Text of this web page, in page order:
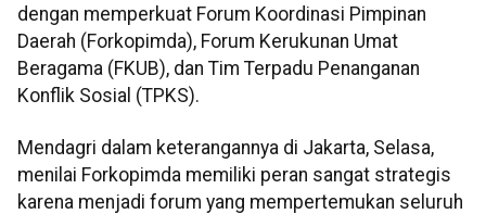
dengan memperkuat Forum Koordinasi Pimpinan
Daerah (Forkopimda), Forum Kerukunan Umat
Beragama (FKUB), dan Tim Terpadu Penanganan
Konflik Sosial (TPKS).
Mendagri dalam keterangannya di Jakarta, Selasa,
menilai Forkopimda memiliki peran sangat strategis
karena menjadi forum yang mempertemukan seluruh